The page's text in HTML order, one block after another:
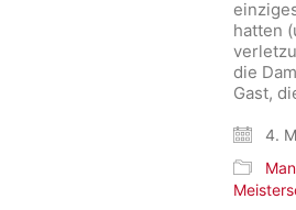
hatten
die
Gast,
4.